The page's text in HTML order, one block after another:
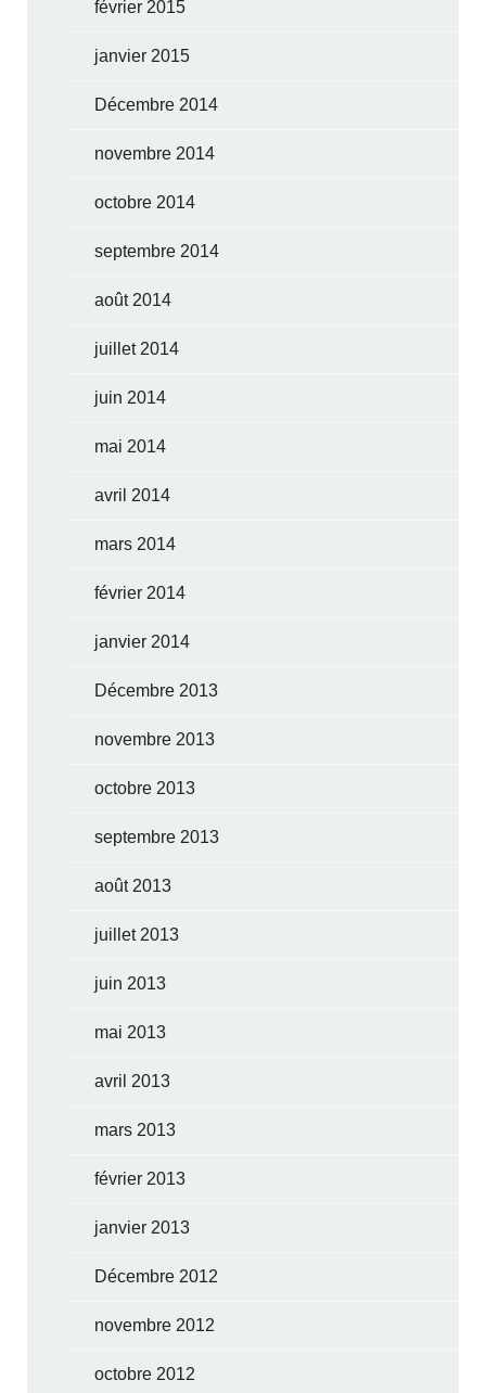
février 2015
janvier 2015
Décembre 2014
novembre 2014
octobre 2014
septembre 2014
août 2014
juillet 2014
juin 2014
mai 2014
avril 2014
mars 2014
février 2014
janvier 2014
Décembre 2013
novembre 2013
octobre 2013
septembre 2013
août 2013
juillet 2013
juin 2013
mai 2013
avril 2013
mars 2013
février 2013
janvier 2013
Décembre 2012
novembre 2012
octobre 2012